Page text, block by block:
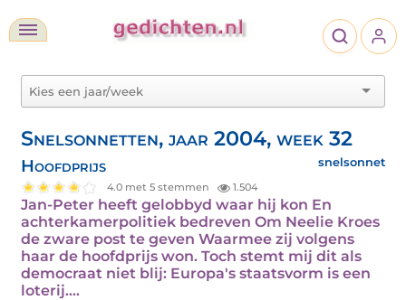
Snelsonnetten, jaar 2004, week 32
Hoofdprijs snelsonnet
4.0 met 5 stemmen 1.504
Jan-Peter heeft gelobbyd waar hij kon En
achterkamerpolitiek bedreven Om Neelie Kroes
de zware post te geven Waarmee zij volgens
haar de hoofdprijs won. Toch stemt mij dit als
democraat niet blij: Europa's staatsvorm is een
loterij.…